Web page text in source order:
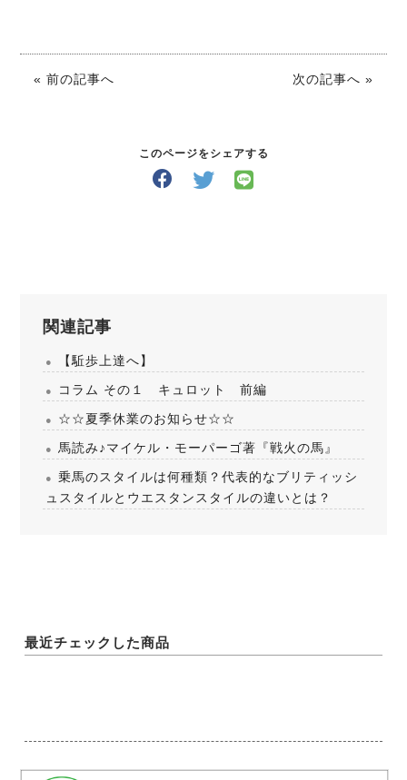
« 前の記事へ 次の記事へ »
このページをシェアする
関連記事
【駈歩上達へ】
コラム その１ キュロット 前編
☆☆夏季休業のお知らせ☆☆
馬読み♪マイケル・モーパーゴ著『戦火の馬』
乗馬のスタイルは何種類？代表的なブリティッシ
ュスタイルとウエスタンスタイルの違いとは？
最近チェックした商品